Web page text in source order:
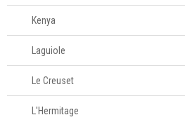
Linha infantil
Panelas
Eletros
Kenya
Laguiole
Le Creuset
L'Hermitage